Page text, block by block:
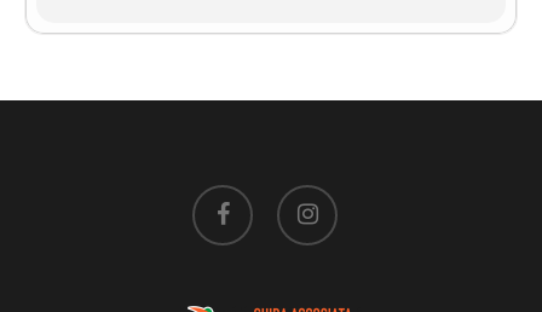
facebook instagram